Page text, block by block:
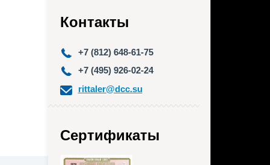
Контакты
+7 (812) 648-61-75
+7 (495) 926-02-24
rittaler@dcc.su
Сертификаты